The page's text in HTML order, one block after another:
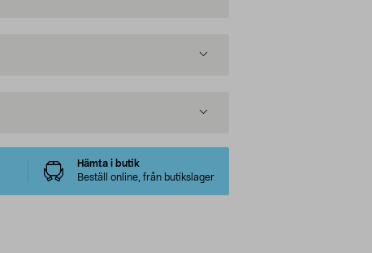
Hämta i butik
Beställ online, från butikslager